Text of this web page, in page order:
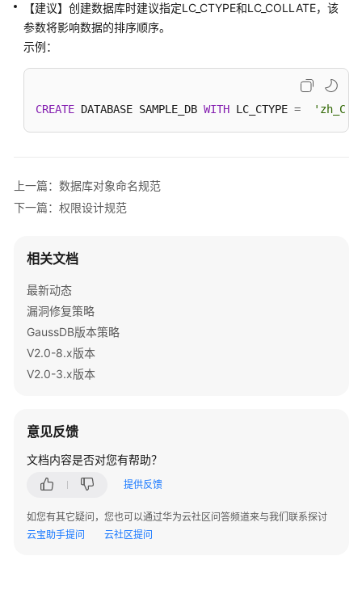
门
发
计
概
据
计
规
范
基
部
范
【建议】创建数据库时建议指定LC_CTYPE和LC_COLLATE，该
参数将影响数据的排序顺序。
示例：
CREATE DATABASE SAMPLE_DB WITH LC_CTYPE =
上一篇：数据库对象命名规范
下一篇：权限设计规范
相关文档
最新动态
漏洞修复策略
GaussDB版本策略
V2.0-8.x版本
V2.0-3.x版本
意见反馈
文档内容是否对您有帮助？
提供反馈
如您有其它疑问，您也可以通过华为云社区问答频道来与我们联系探讨
云宝助手提问
云社区提问